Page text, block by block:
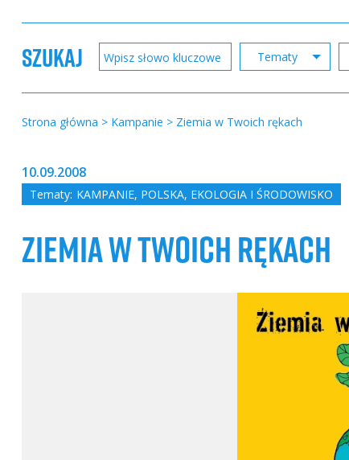
SZUKAJ Tematy
Strona główna > Kampanie > Ziemia w Twoich rękach
10.09.2008
Tematy: KAMPANIE, POLSKA, EKOLOGIA I ŚRODOWISKO
ZIEMIA W TWOICH RĘKACH